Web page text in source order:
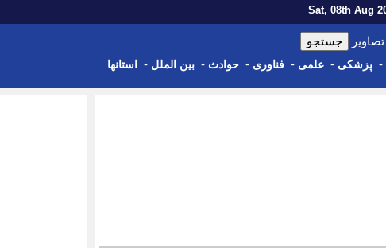
تصاویر
- پزشکی - علمی - فناوری - حوادث - بین الملل - استانها